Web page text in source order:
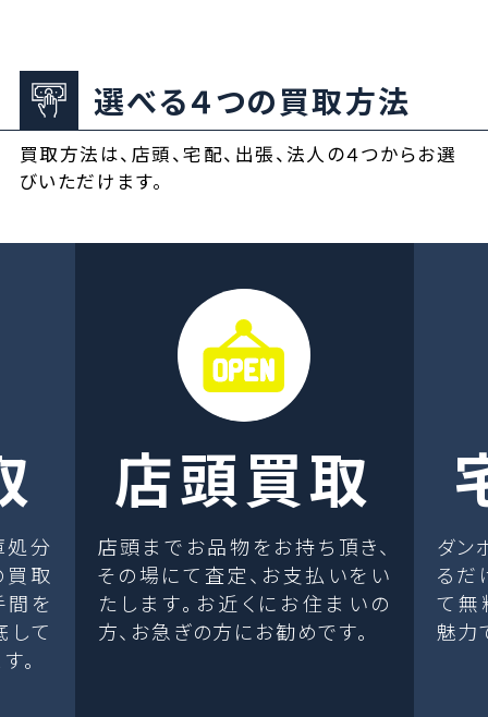
選べる４つの買取方法
買取方法は、店頭、宅配、出張、法人の４つからお選
びいただけます。
処分
取
間を
して
。
店頭買取
店頭までお品物をお持ち頂き、
その場にて査定、お支払いをい
たします。お近くにお住まいの
方、お急ぎの方にお勧めです。
ダン
るだ
て無
魅力